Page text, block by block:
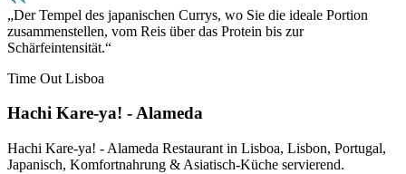
Der Tempel des japanischen Currys, wo Sie die ideale Portion
zusammenstellen, vom Reis über das Protein bis zur
Schärfeintensität.
Time Out Lisboa
Hachi Kare-ya! - Alameda
Hachi Kare-ya! - Alameda Restaurant in Lisboa, Lisbon, Portugal,
Japanisch, Komfortnahrung & Asiatisch-Küche servierend.